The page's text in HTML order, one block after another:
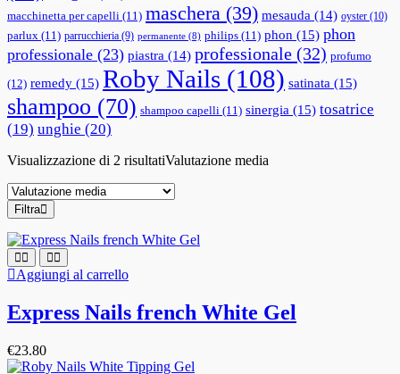
macchinetta per capelli (11) maschera (39) mesauda (14) oyster (10)
parlux (11) parrucchieria (9) permanente (8) philips (11) phon (15) phon
professionale (23) piastra (14) professionale (32) profumo
(12) remedy (15) Roby Nails (108) satinata (15)
shampoo (70) shampoo capelli (11) sinergia (15) tosatrice
(19) unghie (20)
Visualizzazione di 2 risultatiValutazione media
Filtra
Aggiungi al carrello
Express Nails french White Gel
€23.80